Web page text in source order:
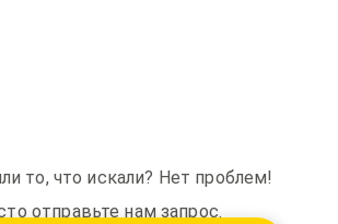
то, что искали? Нет проблем!
отправьте нам запрос.